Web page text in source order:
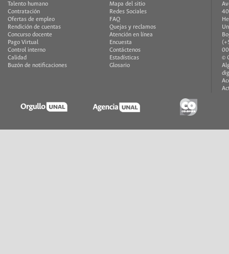
Talento humano
Contratación
Ofertas de empleo
Rendición de cuentas
Concurso docente
Pago Virtual
Control interno
Calidad
Buzón de notificaciones
Mapa del sitio
Redes Sociales
FAQ
Quejas y reclamos
Atención en línea
Encuesta
Contáctenos
Estadísticas
Glosario
©